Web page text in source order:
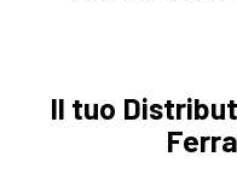
Il tuo